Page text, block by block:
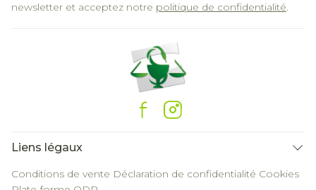
newsletter et acceptez notre politique de confidentialité.
Liens légaux
Conditions de vente Déclaration de confidentialité Cookies